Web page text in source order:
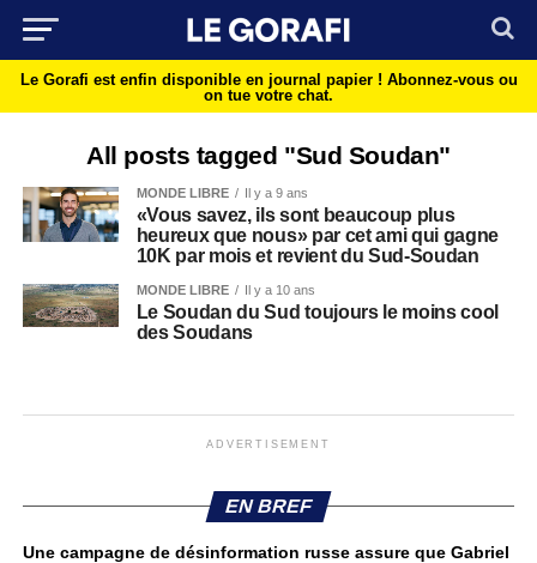
Le Gorafi est enfin disponible en journal papier ! Abonnez-vous ou
on tue votre chat.
All posts tagged "Sud Soudan"
MONDE LIBRE Il y a 9 ans
«Vous savez, ils sont beaucoup plus
heureux que nous» par cet ami qui gagne
10K par mois et revient du Sud-Soudan
MONDE LIBRE Il y a 10 ans
Le Soudan du Sud toujours le moins cool
des Soudans
ADVERTISEMENT
EN BREF
Une campagne de désinformation russe assure que Gabriel